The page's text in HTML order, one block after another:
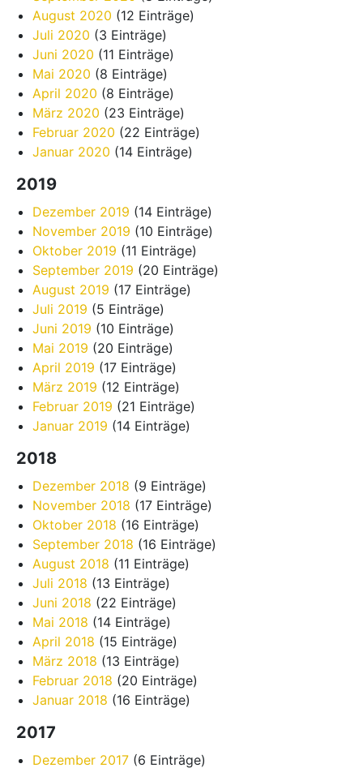
August 2020 (12 Einträge)
Juli 2020 (3 Einträge)
Juni 2020 (11 Einträge)
Mai 2020 (8 Einträge)
April 2020 (8 Einträge)
März 2020 (23 Einträge)
Februar 2020 (22 Einträge)
Januar 2020 (14 Einträge)
2019
Dezember 2019 (14 Einträge)
November 2019 (10 Einträge)
Oktober 2019 (11 Einträge)
September 2019 (20 Einträge)
August 2019 (17 Einträge)
Juli 2019 (5 Einträge)
Juni 2019 (10 Einträge)
Mai 2019 (20 Einträge)
April 2019 (17 Einträge)
März 2019 (12 Einträge)
Februar 2019 (21 Einträge)
Januar 2019 (14 Einträge)
2018
Dezember 2018 (9 Einträge)
November 2018 (17 Einträge)
Oktober 2018 (16 Einträge)
September 2018 (16 Einträge)
August 2018 (11 Einträge)
Juli 2018 (13 Einträge)
Juni 2018 (22 Einträge)
Mai 2018 (14 Einträge)
April 2018 (15 Einträge)
März 2018 (13 Einträge)
Februar 2018 (20 Einträge)
Januar 2018 (16 Einträge)
2017
Dezember 2017 (6 Einträge)